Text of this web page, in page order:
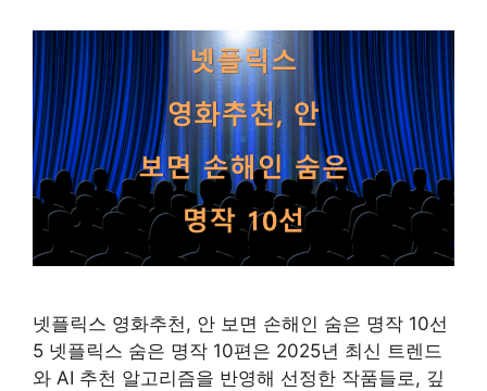
넷플릭스 영화추천, 안 보면 손해인 숨은 명작 10선
5 넷플릭스 숨은 명작 10편은 2025년 최신 트렌드
와 AI 추천 알고리즘을 반영해 선정한 작품들로, 깊